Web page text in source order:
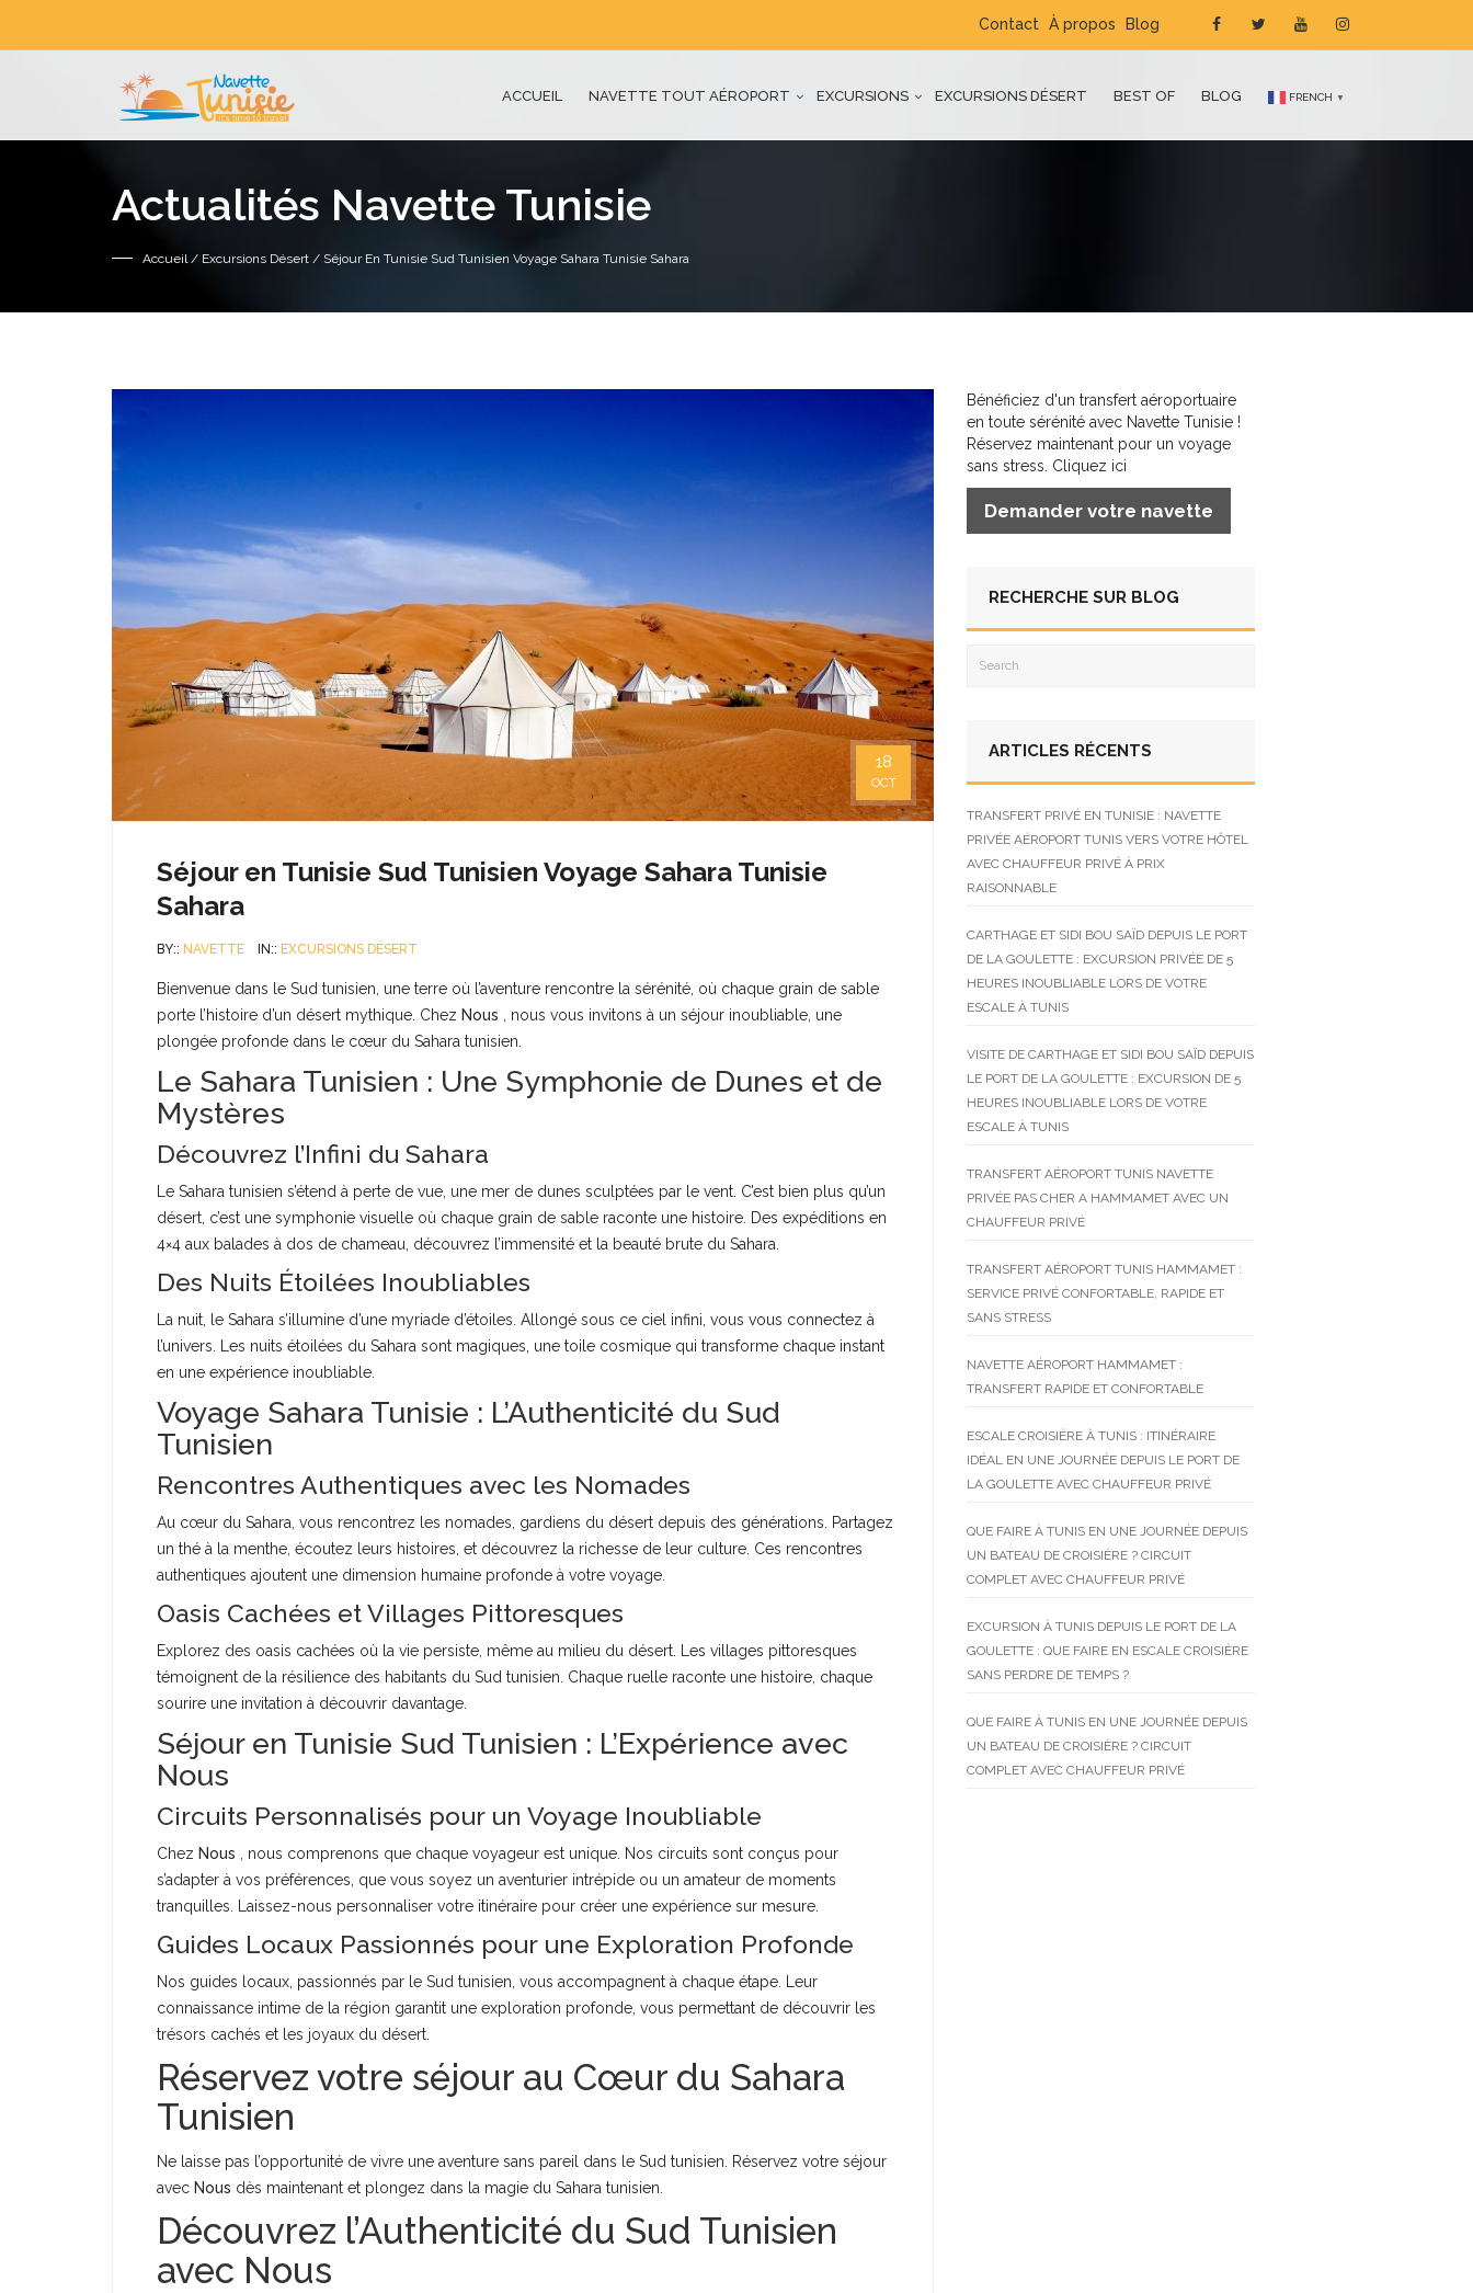
Contact À propos Blog
ACCUEIL NAVETTE TOUT AÉROPORT EXCURSIONS EXCURSIONS DÉSERT BEST OF BLOG FRENCH ▼
Actualités Navette Tunisie
Accueil/ Excursions Désert / Séjour En Tunisie Sud Tunisien Voyage Sahara Tunisie Sahara
Séjour en Tunisie Sud Tunisien Voyage Sahara Tunisie
Sahara
BY:: NAVETTE IN:: EXCURSIONS DÉSERT
18
OCT
Bienvenue dans le Sud tunisien, une terre où l’aventure rencontre la sérénité, où chaque grain de sable
porte l’histoire d’un désert mythique. Chez Nous , nous vous invitons à un séjour inoubliable, une
plongée profonde dans le cœur du Sahara tunisien.
Le Sahara Tunisien : Une Symphonie de Dunes et de
Mystères
Découvrez l’Infini du Sahara
Le Sahara tunisien s’étend à perte de vue, une mer de dunes sculptées par le vent. C’est bien plus qu’un
désert, c’est une symphonie visuelle où chaque grain de sable raconte une histoire. Des expéditions en
4×4 aux balades à dos de chameau, découvrez l’immensité et la beauté brute du Sahara.
Des Nuits Étoilées Inoubliables
La nuit, le Sahara s’illumine d’une myriade d’étoiles. Allongé sous ce ciel infini, vous vous connectez à
l’univers. Les nuits étoilées du Sahara sont magiques, une toile cosmique qui transforme chaque instant
en une expérience inoubliable.
Voyage Sahara Tunisie : L’Authenticité du Sud
Tunisien
Rencontres Authentiques avec les Nomades
Au cœur du Sahara, vous rencontrez les nomades, gardiens du désert depuis des générations. Partagez
un thé à la menthe, écoutez leurs histoires, et découvrez la richesse de leur culture. Ces rencontres
authentiques ajoutent une dimension humaine profonde à votre voyage.
Oasis Cachées et Villages Pittoresques
Explorez des oasis cachées où la vie persiste, même au milieu du désert. Les villages pittoresques
témoignent de la résilience des habitants du Sud tunisien. Chaque ruelle raconte une histoire, chaque
sourire une invitation à découvrir davantage.
Séjour en Tunisie Sud Tunisien : L’Expérience avec
Nous
Circuits Personnalisés pour un Voyage Inoubliable
Chez Nous , nous comprenons que chaque voyageur est unique. Nos circuits sont conçus pour
s’adapter à vos préférences, que vous soyez un aventurier intrépide ou un amateur de moments
tranquilles. Laissez-nous personnaliser votre itinéraire pour créer une expérience sur mesure.
Guides Locaux Passionnés pour une Exploration Profonde
Nos guides locaux, passionnés par le Sud tunisien, vous accompagnent à chaque étape. Leur
connaissance intime de la région garantit une exploration profonde, vous permettant de découvrir les
trésors cachés et les joyaux du désert.
Réservez votre séjour au Cœur du Sahara
Tunisien
Ne laisse pas l’opportunité de vivre une aventure sans pareil dans le Sud tunisien. Réservez votre séjour
avec Nous dès maintenant et plongez dans la magie du Sahara tunisien.
Découvrez l’Authenticité du Sud Tunisien
avec Nous
Bénéficiez d'un transfert aéroportuaire
en toute sérénité avec Navette Tunisie !
Réservez maintenant pour un voyage
sans stress. Cliquez ici
Demander votre navette
RECHERCHE SUR BLOG
ARTICLES RÉCENTS
TRANSFERT PRIVÉ EN TUNISIE : NAVETTE
PRIVÉE AÉROPORT TUNIS VERS VOTRE HÔTEL
AVEC CHAUFFEUR PRIVÉ À PRIX
RAISONNABLE
CARTHAGE ET SIDI BOU SAÏD DEPUIS LE PORT
DE LA GOULETTE : EXCURSION PRIVÉE DE 5
HEURES INOUBLIABLE LORS DE VOTRE
ESCALE À TUNIS
VISITE DE CARTHAGE ET SIDI BOU SAÏD DEPUIS
LE PORT DE LA GOULETTE : EXCURSION DE 5
HEURES INOUBLIABLE LORS DE VOTRE
ESCALE À TUNIS
TRANSFERT AÉROPORT TUNIS NAVETTE
PRIVÉE PAS CHER A HAMMAMET AVEC UN
CHAUFFEUR PRIVÉ
TRANSFERT AÉROPORT TUNIS HAMMAMET :
SERVICE PRIVÉ CONFORTABLE, RAPIDE ET
SANS STRESS
NAVETTE AÉROPORT HAMMAMET :
TRANSFERT RAPIDE ET CONFORTABLE
ESCALE CROISIÈRE À TUNIS : ITINÉRAIRE
IDÉAL EN UNE JOURNÉE DEPUIS LE PORT DE
LA GOULETTE AVEC CHAUFFEUR PRIVÉ
QUE FAIRE À TUNIS EN UNE JOURNÉE DEPUIS
UN BATEAU DE CROISIÈRE ? CIRCUIT
COMPLET AVEC CHAUFFEUR PRIVÉ
EXCURSION À TUNIS DEPUIS LE PORT DE LA
GOULETTE : QUE FAIRE EN ESCALE CROISIÈRE
SANS PERDRE DE TEMPS ?
QUE FAIRE À TUNIS EN UNE JOURNÉE DEPUIS
UN BATEAU DE CROISIÈRE ? CIRCUIT
COMPLET AVEC CHAUFFEUR PRIVÉ